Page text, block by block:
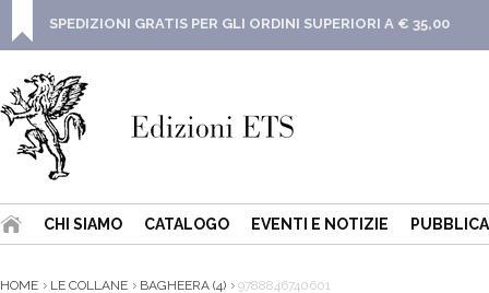
SPEDIZIONI GRATIS PER GLI ORDINI SUPERIORI A € 35,00
CHI SIAMO CATALOGO EVENTI E NOTIZIE
HOME LE COLLANE BAGHEERA (4) 9788846740601